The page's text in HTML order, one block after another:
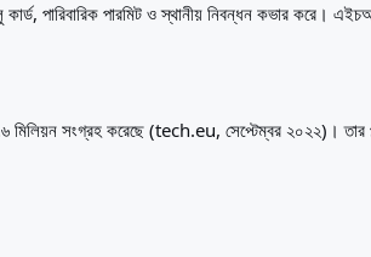
পারিবারিক পারমিট ও স্থানীয় নিবন্ধন কভার করে।
মিলিয়ন সংগ্রহ করেছে (tech.eu, সেপ্টেম্বর ২০২২)। তার